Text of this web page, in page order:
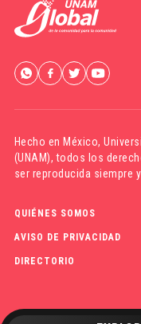
Hecho en México,
(UNAM), todos los
ser reproducida siempre
QUIÉNES SOMOS
AVISO DE PRIVACIDAD
DIRECTORIO